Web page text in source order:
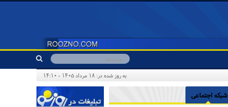
به روز شده در: ۱۸ مرداد ۱۴۰۵ - ۱۴:۱۰
شبکه اجتماعی